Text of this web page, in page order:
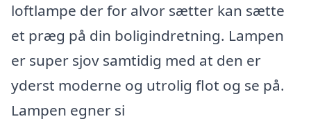
loftlampe der for alvor sætter kan sætte
et præg på din boligindretning. Lampen
er super sjov samtidig med at den er
yderst moderne og utrolig flot og se på.
Lampen egner si